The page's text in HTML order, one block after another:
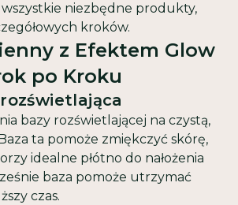
wszystkie niezbędne produkty,
kroków.
z Efektem Glow
po Kroku
bazy rozświetlającej na czystą,
ta pomoże zmiękczyć skórę,
idealne płótno do nałożenia
baza pomoże utrzymać
czas.